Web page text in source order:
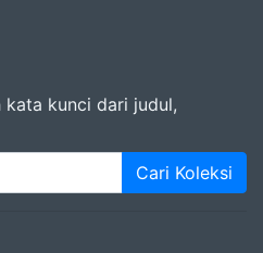
kata kunci dari judul,
Cari Koleksi